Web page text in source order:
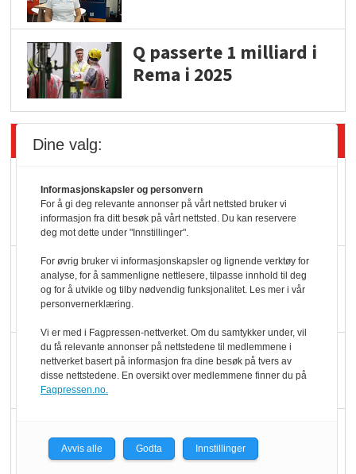
Q passerte 1 milliard i
Rema i 2025
Siste artikler - Økologisk
Kolonihagens norske
yoghurt: Trues av
melkemangel
Marit Kolby vant
Økologisk Norge sin
hederspris
Blir enklere å velge
økologisk i butikkhylla
Kolonihagen sliter
med å få tak i nok melk
Dine valg:
Informasjonskapsler og personvern
For å gi deg relevante annonser på vårt nettsted bruker vi
informasjon fra ditt besøk på vårt nettsted. Du kan reservere
deg mot dette under "Innstillinger".
For øvrig bruker vi informasjonskapsler og lignende verktøy for
analyse, for å sammenligne nettlesere, tilpasse innhold til deg
og for å utvikle og tilby nødvendig funksjonalitet. Les mer i vår
personvernerklæring.
Vi er med i Fagpressen-nettverket. Om du samtykker under, vil
du få relevante annonser på nettstedene til medlemmene i
nettverket basert på informasjon fra dine besøk på tvers av
disse nettstedene. En oversikt over medlemmene finner du på
Fagpressen.no.
Avvis alle Godta Innstillinger